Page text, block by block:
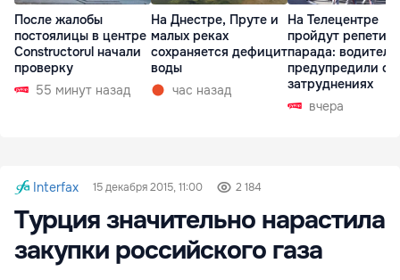
После жалобы
постоялицы в центре
Constructorul начали
проверку
55 минут назад
На Днестре, Пруте и
малых реках
сохраняется дефицит
воды
час назад
На Телецентре
пройдут
парада:
предупредили о
затруднениях
вчера
Interfax 15 декабря 2015, 11:00 2 184
Турция значительно нарастила
закупки российского газа